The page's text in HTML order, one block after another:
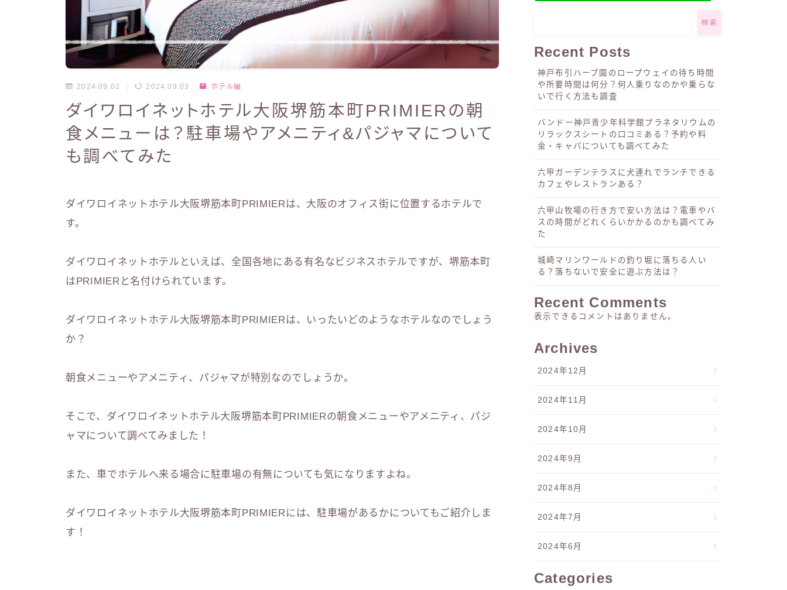
2024.09.02 2024.09.03 ホテル編
ダイワロイネットホテル大阪堺筋本町PRIMIERの朝
食メニューは？駐車場やアメニティ&パジャマについて
も調べてみた
ダイワロイネットホテル大阪堺筋本町PRIMIERは、大阪のオフィス街に位置するホテルで
す。
ダイワロイネットホテルといえば、全国各地にある有名なビジネスホテルですが、堺筋本町
はPRIMIERと名付けられています。
ダイワロイネットホテル大阪堺筋本町PRIMIERは、いったいどのようなホテルなのでしょう
か？
朝食メニューやアメニティ、パジャマが特別なのでしょうか。
そこで、ダイワロイネットホテル大阪堺筋本町PRIMIERの朝食メニューやアメニティ、パジ
ャマについて調べてみました！
また、車でホテルへ来る場合に駐車場の有無についても気になりますよね。
ダイワロイネットホテル大阪堺筋本町PRIMIERには、駐車場があるかについてもご紹介しま
す！
検索
Recent Posts
神戸布引ハーブ園のロープウェイの待ち時間
や所要時間は何分？何人乗りなのかや乗らな
いで行く方法も調査
バンドー神戸青少年科学館プラネタリウムの
リラックスシートの口コミある？予約や料
金・キャパについても調べてみた
六甲ガーデンテラスに犬連れでランチできる
カフェやレストランある？
六甲山牧場の行き方で安い方法は？電車やバ
スの時間がどれくらいかかるのかも調べてみ
た
城崎マリンワールドの釣り堀に落ちる人い
る？落ちないで安全に遊ぶ方法は？
Recent Comments
表示できるコメントはありません。
Archives
2024年12月
2024年11月
2024年10月
2024年9月
2024年8月
2024年7月
2024年6月
Categories